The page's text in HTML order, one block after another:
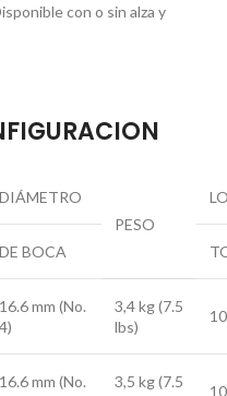
con o sin alza y
DIÁMETRO
PESO
DE BOCA
16.6 mm (No.
4)
3,4 kg (7.5
lbs)
16.6 mm (No.
3,5 kg (7.5